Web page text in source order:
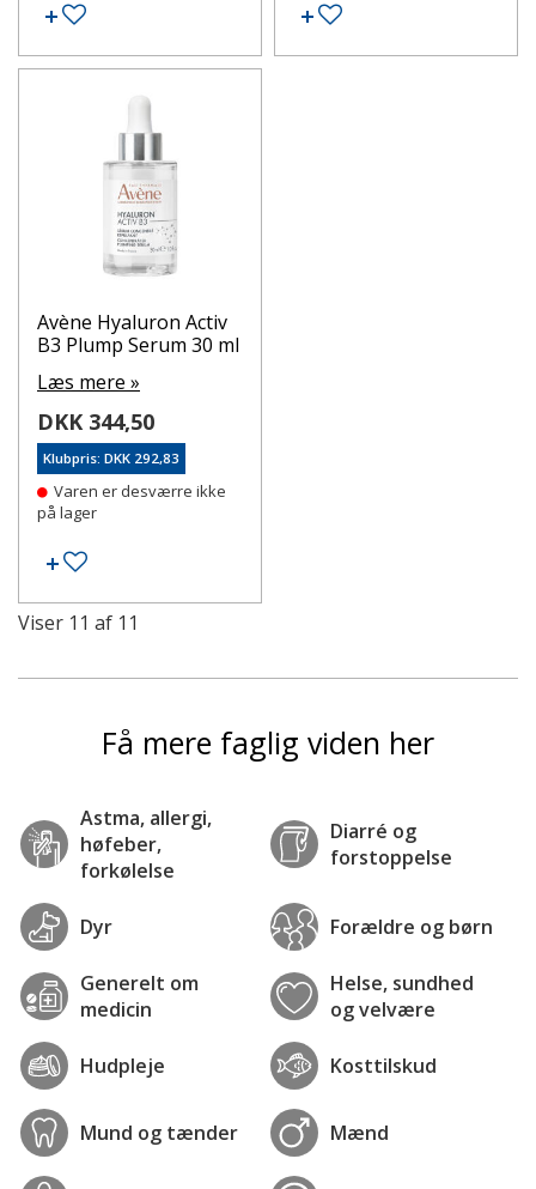
Tilføj til ønskeseddel Tilføj til ønskeseddel
Avène Hyaluron Activ
B3 Plump Serum 30 ml
Læs mere »
DKK 344,50
Klubpris: DKK 292,83
Varen er desværre ikke
på lager
Tilføj til ønskeseddel
Viser 11 af 11
Få mere faglig viden her
Astma, allergi,
høfeber,
forkølelse
Diarré og
forstoppelse
Dyr Forældre og børn
Generelt om
medicin
Helse, sundhed
og velvære
Hudpleje Kosttilskud
Mund og tænder Mænd